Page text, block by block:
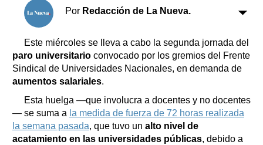
Clasificados
Horóscopo
Suplementos
Servicios
Farmacias
Transportes
Datos Útiles
Fúnebres
Edictos
Por Redacción de La Nueva.
Este miércoles se lleva a cabo la segunda jornada del
paro universitario convocado por los gremios del Frente
Sindical de Universidades Nacionales, en demanda de
aumentos salariales.
Esta huelga —que involucra a docentes y no docentes
— se suma a la medida de fuerza de 72 horas realizada
la semana pasada, que tuvo un alto nivel de
acatamiento en las universidades públicas, debido a